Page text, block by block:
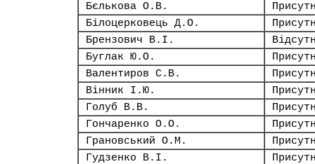
Бєлькова О.В.
Білоцерковець Д.О.
Брензович В.І.
Буглак Ю.О.
Валентиров С.В.
Вінник І.Ю.
Голуб В.В.
Гончаренко О.О.
Грановський О.М.
Гудзенко В.І.